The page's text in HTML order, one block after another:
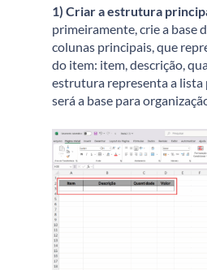
1) Criar a estrutura
primeiramente, crie a base
colunas principais, que
do item: item, descrição,
estrutura representa a
será a base para